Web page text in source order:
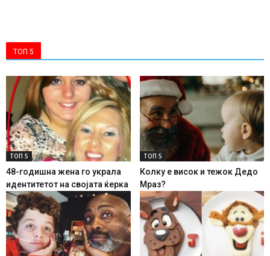
ТОП 5
ТОП 5
48-годишна жена го украла
идентитетот на својата ќерка
ТОП 5
Колку е висок и тежок Дедо
Мраз?